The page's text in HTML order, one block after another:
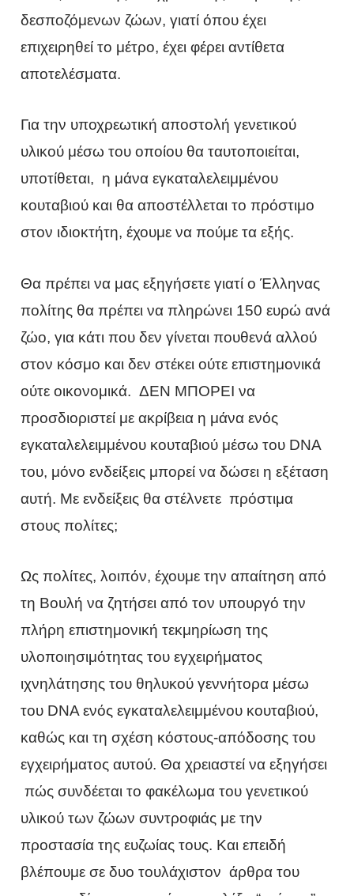
δεσποζόμενων ζώων, γιατί όπου έχει
επιχειρηθεί το μέτρο, έχει φέρει αντίθετα
αποτελέσματα.
Για την υποχρεωτική αποστολή γενετικού
υλικού μέσω του οποίου θα ταυτοποιείται,
υποτίθεται, η μάνα εγκαταλελειμμένου
κουταβιού και θα αποστέλλεται το πρόστιμο
στον ιδιοκτήτη, έχουμε να πούμε τα εξής.
Θα πρέπει να μας εξηγήσετε γιατί ο Έλληνας
πολίτης θα πρέπει να πληρώνει 150 ευρώ ανά
ζώο, για κάτι που δεν γίνεται πουθενά αλλού
στον κόσμο και δεν στέκει ούτε επιστημονικά
ούτε οικονομικά. ΔΕΝ ΜΠΟΡΕΙ να
προσδιοριστεί με ακρίβεια η μάνα ενός
εγκαταλελειμμένου κουταβιού μέσω του DNA
του, μόνο ενδείξεις μπορεί να δώσει η εξέταση
αυτή. Με ενδείξεις θα στέλνετε πρόστιμα
στους πολίτες;
Ως πολίτες, λοιπόν, έχουμε την απαίτηση από
τη Βουλή να ζητήσει από τον υπουργό την
πλήρη επιστημονική τεκμηρίωση της
υλοποιησιμότητας του εγχειρήματος
ιχνηλάτησης του θηλυκού γεννήτορα μέσω
του DNA ενός εγκαταλελειμμένου κουταβιού,
καθώς και τη σχέση κόστους-απόδοσης του
εγχειρήματος αυτού. Θα χρειαστεί να εξηγήσει
πώς συνδέεται το φακέλωμα του γενετικού
υλικού των ζώων συντροφιάς με την
προστασία της ευζωίας τους. Και επειδή
βλέπουμε σε δυο τουλάχιστον άρθρα του